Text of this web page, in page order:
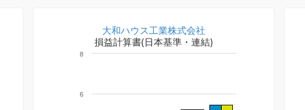
大和ハウス工業株式会社
損益計算書(日本基準・連結)
6
8